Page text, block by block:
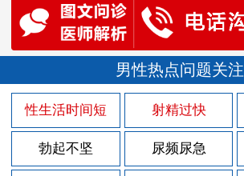
男性热点问题关注
性生活时间短 射精过快
勃起不坚 尿频尿急